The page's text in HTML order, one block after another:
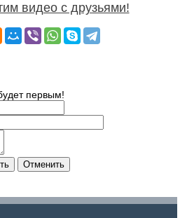
видео с друзьями!
первым!